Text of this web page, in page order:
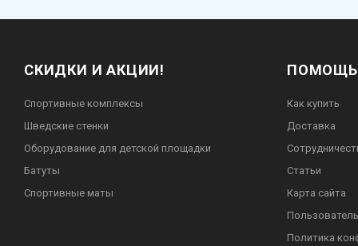
СКИДКИ И АКЦИИ!
Спортивные комплексы
Шведские стенки
Оборудование для детской площадки
Батуты
Спортивные маты
ПОМОЩЬ
Как купить
Доставка
Статьи
Карта сайта
Политика